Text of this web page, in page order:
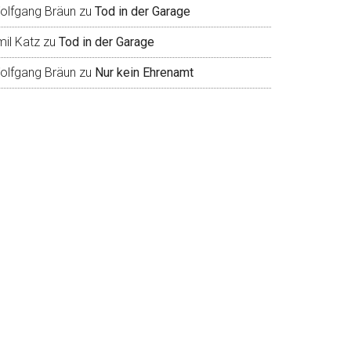
Bräun zu Tod in der Garage
Katz zu Tod in der Garage
Bräun zu Nur kein Ehrenamt